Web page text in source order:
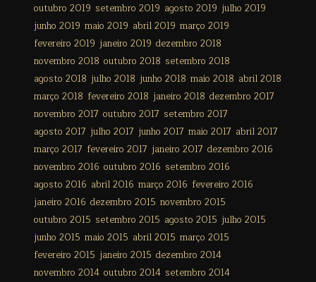
outubro 2019 setembro 2019 agosto 2019 julho 2019
junho 2019 maio 2019 abril 2019 março 2019
fevereiro 2019 janeiro 2019 dezembro 2018
novembro 2018 outubro 2018 setembro 2018
agosto 2018 julho 2018 junho 2018 maio 2018 abril 2018
março 2018 fevereiro 2018 janeiro 2018 dezembro 2017
novembro 2017 outubro 2017 setembro 2017
agosto 2017 julho 2017 junho 2017 maio 2017 abril 2017
março 2017 fevereiro 2017 janeiro 2017 dezembro 2016
novembro 2016 outubro 2016 setembro 2016
agosto 2016 abril 2016 março 2016 fevereiro 2016
janeiro 2016 dezembro 2015 novembro 2015
outubro 2015 setembro 2015 agosto 2015 julho 2015
junho 2015 maio 2015 abril 2015 março 2015
fevereiro 2015 janeiro 2015 dezembro 2014
novembro 2014 outubro 2014 setembro 2014